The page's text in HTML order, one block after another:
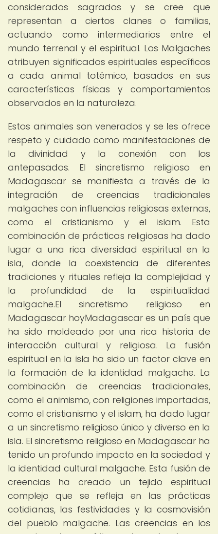
considerados sagrados y se cree que
representan a ciertos clanes o familias,
actuando como intermediarios entre el
mundo terrenal y el espiritual. Los Malgaches
atribuyen significados espirituales específicos
a cada animal totémico, basados en sus
características físicas y comportamientos
observados en la naturaleza.
Estos animales son venerados y se les ofrece
respeto y cuidado como manifestaciones de
la divinidad y la conexión con los
antepasados. El sincretismo religioso en
Madagascar se manifiesta a través de la
integración de creencias tradicionales
malgaches con influencias religiosas externas,
como el cristianismo y el islam. Esta
combinación de prácticas religiosas ha dado
lugar a una rica diversidad espiritual en la
isla, donde la coexistencia de diferentes
tradiciones y rituales refleja la complejidad y
la profundidad de la espiritualidad
malgache.El sincretismo religioso en
Madagascar hoyMadagascar es un país que
ha sido moldeado por una rica historia de
interacción cultural y religiosa. La fusión
espiritual en la isla ha sido un factor clave en
la formación de la identidad malgache. La
combinación de creencias tradicionales,
como el animismo, con religiones importadas,
como el cristianismo y el islam, ha dado lugar
a un sincretismo religioso único y diverso en la
isla. El sincretismo religioso en Madagascar ha
tenido un profundo impacto en la sociedad y
la identidad cultural malgache. Esta fusión de
creencias ha creado un tejido espiritual
complejo que se refleja en las prácticas
cotidianas, las festividades y la cosmovisión
del pueblo malgache. Las creencias en los